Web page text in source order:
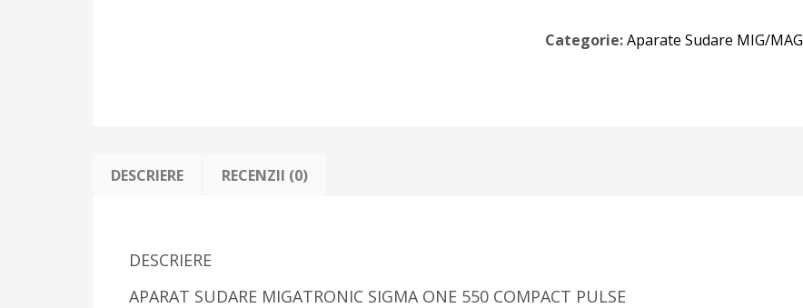
Categorie:Aparate Sudare MIG/MAG
DESCRIERE RECENZII (0)
DESCRIERE
APARAT SUDARE MIGATRONIC SIGMA ONE 550 COMPACT PULSE